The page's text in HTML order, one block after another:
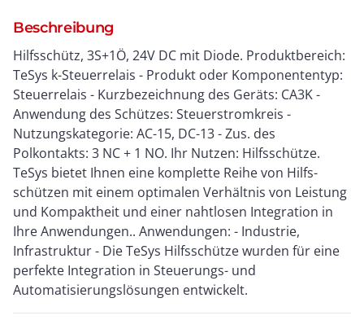
Beschreibung
Hilfsschütz, 3S+1Ö, 24V DC mit Diode. Produktbereich:
TeSys k-Steuerrelais - Produkt oder Komponententyp:
Steuerrelais - Kurzbezeichnung des Geräts: CA3K -
Anwendung des Schützes: Steuerstromkreis -
Nutzungskategorie: AC-15, DC-13 - Zus. des
Polkontakts: 3 NC + 1 NO. Ihr Nutzen: Hilfsschütze.
TeSys bietet Ihnen eine komplette Reihe von Hilfs-
schützen mit einem optimalen Verhältnis von Leistung
und Kompaktheit und einer nahtlosen Integration in
Ihre Anwendungen.. Anwendungen: - Industrie,
Infrastruktur - Die TeSys Hilfsschütze wurden für eine
perfekte Integration in Steuerungs- und
Automatisierungslösungen entwickelt.